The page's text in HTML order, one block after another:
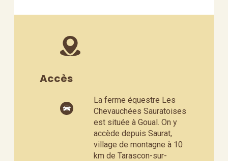
Accès
La ferme équestre Les
Chevauchées Sauratoises
est située à Goual. On y
accède depuis Saurat,
village de montagne à 10
km de Tarascon-sur-